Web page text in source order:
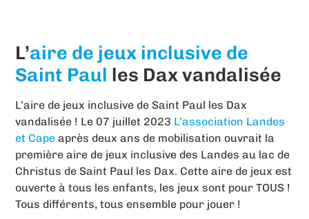
L’aire de jeux inclusive de
Saint Paul les Dax vandalisée
L’aire de jeux inclusive de Saint Paul les Dax
vandalisée ! Le 07 juillet 2023 L’association Landes
et Cape après deux ans de mobilisation ouvrait la
première aire de jeux inclusive des Landes au lac de
Christus de Saint Paul les Dax. Cette aire de jeux est
ouverte à tous les enfants, les jeux sont pour TOUS !
Tous différents, tous ensemble pour jouer !